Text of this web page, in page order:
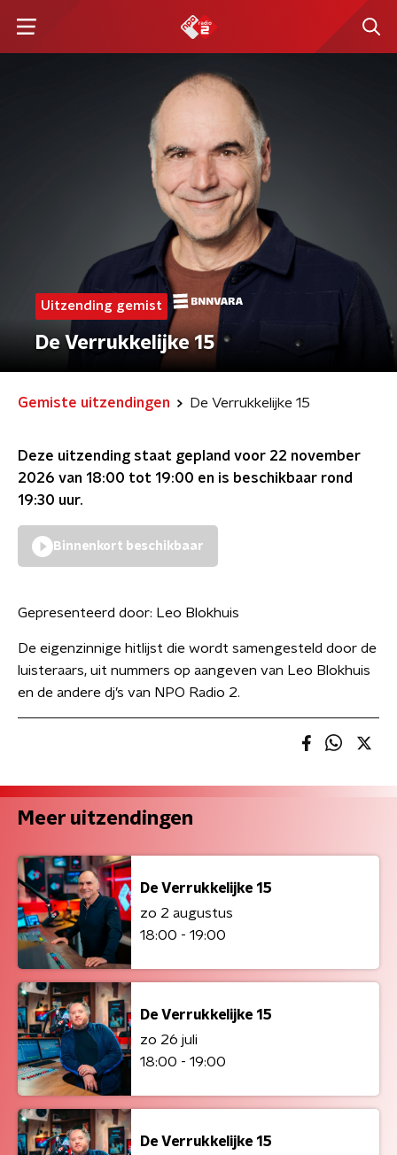
Uitzending gemist
De Verrukkelijke 15
Gemiste uitzendingen De Verrukkelijke 15
Deze uitzending staat gepland voor 22 november
2026 van 18:00 tot 19:00 en is beschikbaar rond
19:30 uur.
Binnenkort beschikbaar
Gepresenteerd door: Leo Blokhuis
De eigenzinnige hitlijst die wordt samengesteld door de
luisteraars, uit nummers op aangeven van Leo Blokhuis
en de andere dj’s van NPO Radio 2.
Meer uitzendingen
De Verrukkelijke 15
zo 2 augustus
18:00 - 19:00
De Verrukkelijke 15
zo 26 juli
18:00 - 19:00
De Verrukkelijke 15